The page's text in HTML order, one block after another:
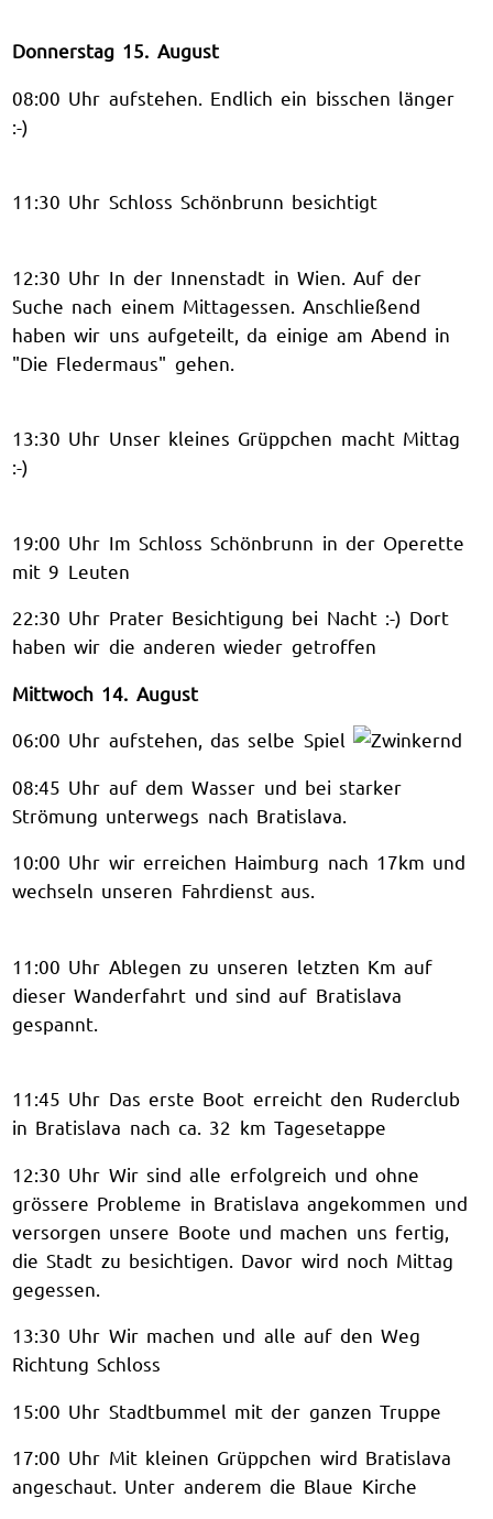
Donnerstag 15. August
08:00 Uhr aufstehen. Endlich ein bisschen länger
:-)
11:30 Uhr Schloss Schönbrunn besichtigt
12:30 Uhr In der Innenstadt in Wien. Auf der
Suche nach einem Mittagessen. Anschließend
haben wir uns aufgeteilt, da einige am Abend in
"Die Fledermaus" gehen.
13:30 Uhr Unser kleines Grüppchen macht Mittag
:-)
19:00 Uhr Im Schloss Schönbrunn in der Operette
mit 9 Leuten
22:30 Uhr Prater Besichtigung bei Nacht :-) Dort
haben wir die anderen wieder getroffen
Mittwoch 14. August
06:00 Uhr aufstehen, das selbe Spiel
08:45 Uhr auf dem Wasser und bei starker
Strömung unterwegs nach Bratislava.
10:00 Uhr wir erreichen Haimburg nach 17km und
wechseln unseren Fahrdienst aus.
11:00 Uhr Ablegen zu unseren letzten Km auf
dieser Wanderfahrt und sind auf Bratislava
gespannt.
11:45 Uhr Das erste Boot erreicht den Ruderclub
in Bratislava nach ca. 32 km Tagesetappe
12:30 Uhr Wir sind alle erfolgreich und ohne
grössere Probleme in Bratislava angekommen und
versorgen unsere Boote und machen uns fertig,
die Stadt zu besichtigen. Davor wird noch Mittag
gegessen.
13:30 Uhr Wir machen und alle auf den Weg
Richtung Schloss
15:00 Uhr Stadtbummel mit der ganzen Truppe
17:00 Uhr Mit kleinen Grüppchen wird Bratislava
angeschaut. Unter anderem die Blaue Kirche